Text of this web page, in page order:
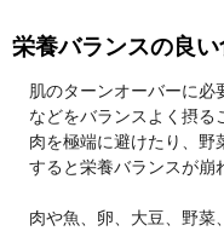
栄養バランスの良
肌のターンオーバーに必
などをバランスよく摂る
肉を極端に避けたり、野
すると栄養バランスが崩
肉や魚、卵、大豆、野菜